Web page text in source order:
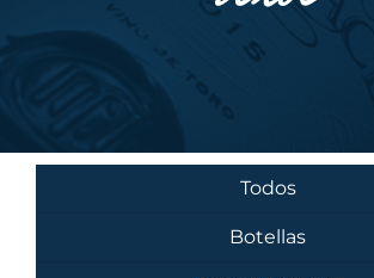
Todos
Botellas